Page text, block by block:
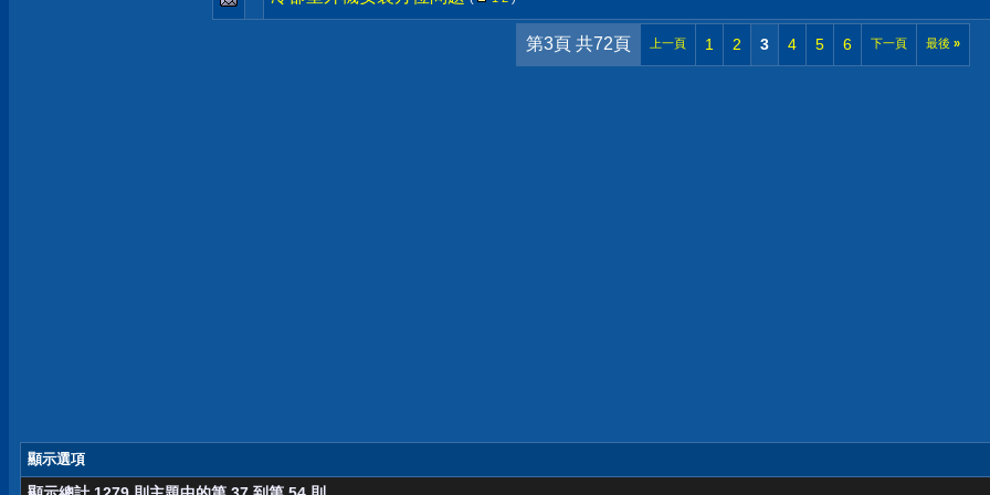
第3頁 共72頁 上一頁 1 2 3 4 5 6 下一頁 最後 »
顯示選項